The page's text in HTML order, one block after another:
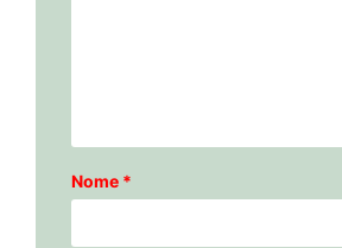
Nome *